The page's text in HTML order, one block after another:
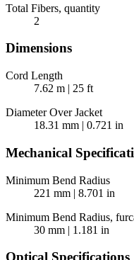
Total Fibers, quantity
2
Dimensions
Cord Length
7.62 m | 25 ft
Diameter Over Jacket
18.31 mm | 0.721 in
Mechanical
Minimum Bend Radius
221 mm | 8.701 in
Minimum Bend Radius,
30 mm | 1.181 in